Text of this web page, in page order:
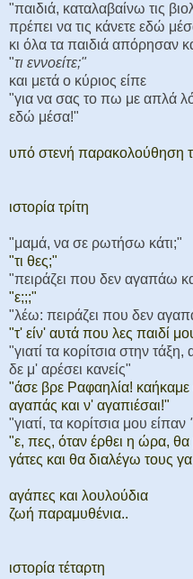
"παιδιά, καταλαβαίνω τις
πρέπει να τις κάνετε εδώ
κι όλα τα παιδιά απόρησαν
"τι εννοείτε;"
και μετά ο κύριος είπε
"για να σας το πω με απλά
εδώ μέσα!"
υπό στενή παρακολούθηση
ιστορία τρίτη
"μαμά, να σε ρωτήσω κάτι;"
"τι θες;"
"πειράζει που δεν αγαπάω
"ε;;;"
"λέω: πειράζει που δεν
"τ' είν' αυτά που λες παιδί
"γιατί τα κορίτσια στην
δε μ' αρέσει κανείς"
"άσε βρε Ραφαηλία!
αγαπάς και ν' αγαπιέσαι!"
"γιατί, τα κορίτσια μου είπαν
"ε, πες, όταν έρθει η ώρα, θα
γάτες και θα διαλέγω τους
αγάπες και λουλούδια
ζωή παραμυθένια..
ιστορία τέταρτη